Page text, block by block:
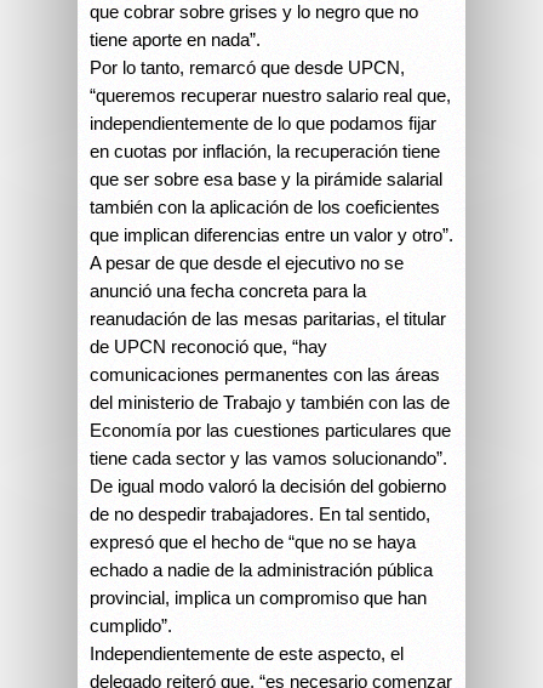
que cobrar sobre grises y lo negro que no
tiene aporte en nada”.
Por lo tanto, remarcó que desde UPCN,
“queremos recuperar nuestro salario real que,
independientemente de lo que podamos fijar
en cuotas por inflación, la recuperación tiene
que ser sobre esa base y la pirámide salarial
también con la aplicación de los coeficientes
que implican diferencias entre un valor y otro”.
A pesar de que desde el ejecutivo no se
anunció una fecha concreta para la
reanudación de las mesas paritarias, el titular
de UPCN reconoció que, “hay
comunicaciones permanentes con las áreas
del ministerio de Trabajo y también con las de
Economía por las cuestiones particulares que
tiene cada sector y las vamos solucionando”.
De igual modo valoró la decisión del gobierno
de no despedir trabajadores. En tal sentido,
expresó que el hecho de “que no se haya
echado a nadie de la administración pública
provincial, implica un compromiso que han
cumplido”.
Independientemente de este aspecto, el
delegado reiteró que, “es necesario comenzar